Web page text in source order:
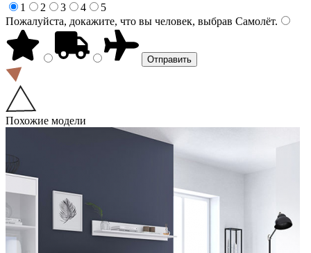
1
2 3 4
5
Пожалуйста, докажите, что вы человек, выбрав Самолёт.
Похожие модели